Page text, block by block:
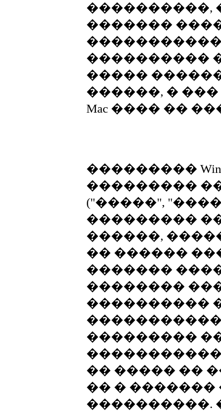
����������,
�������
����������
�����
������, �
Mac ���� ��
��������� Win
���������
("�����",
���������
������,
�� ������
�������
��������
����������
���������
�� ����� ��
�� � �������
����������.